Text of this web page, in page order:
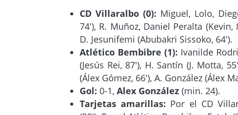
CD Villaralbo (0): Miguel, Lolo,
74′), R. Muñoz, Daniel Peralta
D. Jesunifemi (Abubakri Sissoko, 64′).
Atlético Bembibre (1): Ivanilde
(Jesús Rei, 87′), H. Santín (J. Motta,
(Álex Gómez, 66′), A. González (Álex
Gol: 0-1, Alex González (min. 24).
Tarjetas amarillas: Por el CD